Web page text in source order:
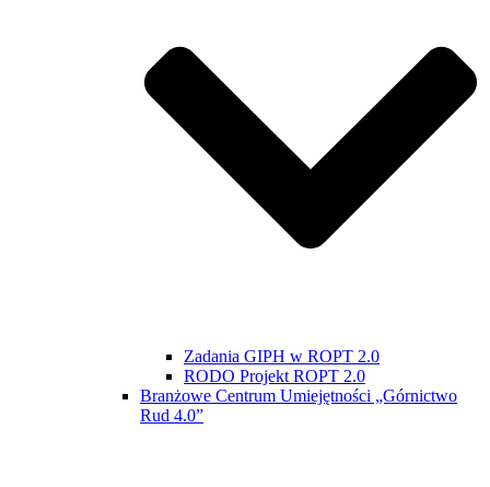
Zadania GIPH w ROPT 2.0
RODO Projekt ROPT 2.0
Branżowe Centrum Umiejętności „Górnictwo
Rud 4.0”